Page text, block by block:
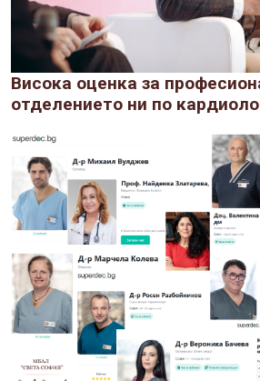
Висока оценка за
отделението ни по